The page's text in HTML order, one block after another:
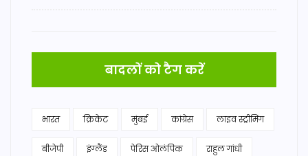
बादलों को टैग करें
भारत क्रिकेट मुंबई कांग्रेस लाइव स्ट्रीमिंग
बीजेपी इंग्लैंड पेरिस ओलंपिक राहुल गांधी